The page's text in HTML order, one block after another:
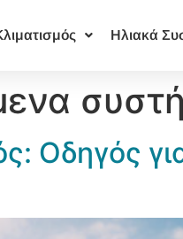
Ηλιακά
Οδηγός